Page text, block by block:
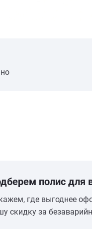
полис для
где выгоднее
скидку за